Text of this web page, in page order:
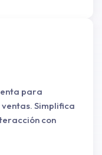
para
Simplifica
con